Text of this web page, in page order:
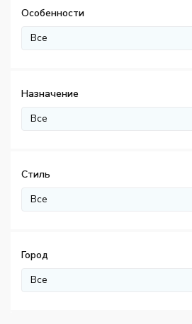
Особенности
Все
Назначение
Все
Стиль
Все
Город
Все